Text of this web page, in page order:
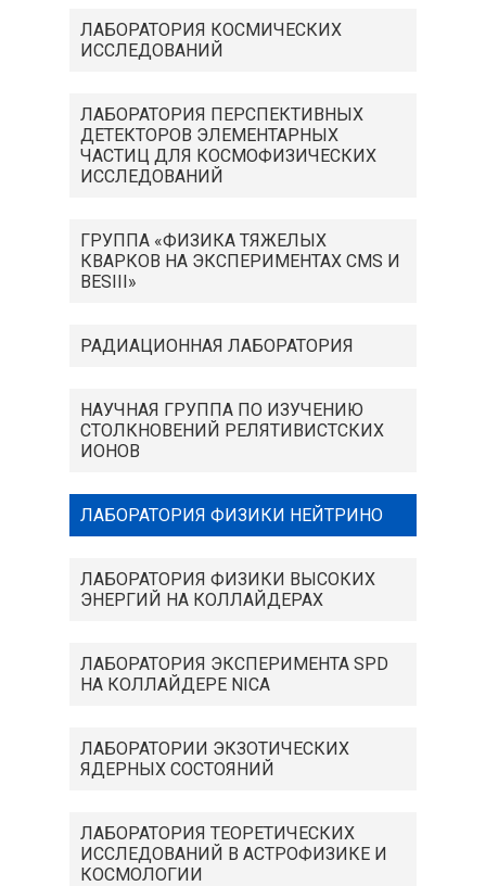
ЛАБОРАТОРИЯ КОСМИЧЕСКИХ
ИССЛЕДОВАНИЙ
ЛАБОРАТОРИЯ ПЕРСПЕКТИВНЫХ
ДЕТЕКТОРОВ ЭЛЕМЕНТАРНЫХ
ЧАСТИЦ ДЛЯ КОСМОФИЗИЧЕСКИХ
ИССЛЕДОВАНИЙ
ГРУППА «ФИЗИКА ТЯЖЕЛЫХ
КВАРКОВ НА ЭКСПЕРИМЕНТАХ CMS И
BESIII»
РАДИАЦИОННАЯ ЛАБОРАТОРИЯ
НАУЧНАЯ ГРУППА ПО ИЗУЧЕНИЮ
СТОЛКНОВЕНИЙ РЕЛЯТИВИСТСКИХ
ИОНОВ
ЛАБОРАТОРИЯ ФИЗИКИ НЕЙТРИНО
ЛАБОРАТОРИЯ ФИЗИКИ ВЫСОКИХ
ЭНЕРГИЙ НА КОЛЛАЙДЕРАХ
ЛАБОРАТОРИЯ ЭКСПЕРИМЕНТА SPD
НА КОЛЛАЙДЕРЕ NICA
ЛАБОРАТОРИИ ЭКЗОТИЧЕСКИХ
ЯДЕРНЫХ СОСТОЯНИЙ
ЛАБОРАТОРИЯ ТЕОРЕТИЧЕСКИХ
ИССЛЕДОВАНИЙ В АСТРОФИЗИКЕ И
КОСМОЛОГИИ